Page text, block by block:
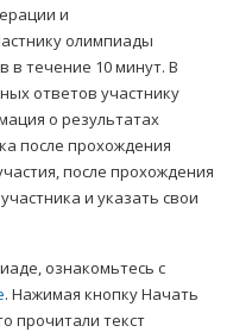
и
олимпиады
в течение 10 минут. В
ответов участнику
о результатах
после прохождения
после прохождения
и указать свои
ознакомьтесь с
. Нажимая кнопку Начать
прочитали текст